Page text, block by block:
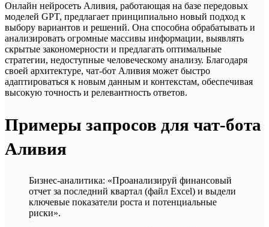
Онлайн нейросеть Аливия, работающая на базе передовых
моделей GPT, предлагает принципиально новый подход к
выбору вариантов и решений. Она способна обрабатывать и
анализировать огромные массивы информации, выявлять
скрытые закономерности и предлагать оптимальные
стратегии, недоступные человеческому анализу. Благодаря
своей архитектуре, чат-бот Аливия может быстро
адаптироваться к новым данным и контекстам, обеспечивая
высокую точность и релевантность ответов.
Примеры запросов для чат-бота
Аливия
Бизнес-аналитика: «Проанализируй финансовый
отчет за последний квартал (файл Excel) и выдели
ключевые показатели роста и потенциальные
риски».